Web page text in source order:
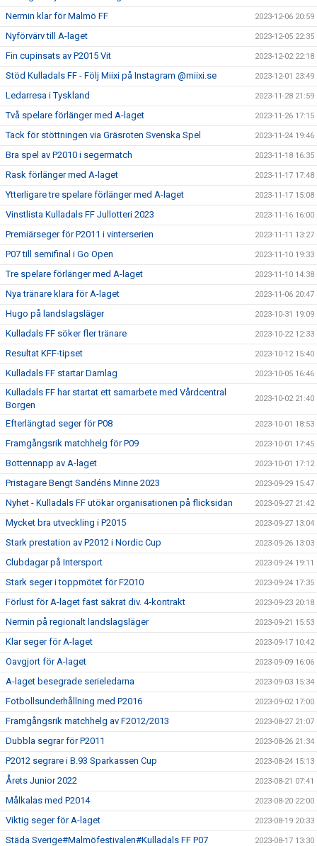
Nermin klar för Malmö FF 2023-12-06 20:59
Nyförvärv till A-laget 2023-12-05 22:35
Fin cupinsats av P2015 Vit 2023-12-02 22:18
Stöd Kulladals FF - Följ Miixi på Instagram @miixi.se 2023-12-01 23:49
Ledarresa i Tyskland 2023-11-28 21:59
Två spelare förlänger med A-laget 2023-11-26 17:15
Tack för stöttningen via Gräsroten Svenska Spel 2023-11-24 19:46
Bra spel av P2010 i segermatch 2023-11-18 16:35
Rask förlänger med A-laget 2023-11-17 17:48
Ytterligare tre spelare förlänger med A-laget 2023-11-17 15:08
Vinstlista Kulladals FF Jullotteri 2023 2023-11-16 16:00
Premiärseger för P2011 i vinterserien 2023-11-11 13:27
P07 till semifinal i Go Open 2023-11-10 19:33
Tre spelare förlänger med A-laget 2023-11-10 14:38
Nya tränare klara för A-laget 2023-11-06 20:47
Hugo på landslagsläger 2023-10-31 19:09
Kulladals FF söker fler tränare 2023-10-22 12:33
Resultat KFF-tipset 2023-10-12 15:40
Kulladals FF startar Damlag 2023-10-05 16:46
Kulladals FF har startat ett samarbete med Vårdcentral
Borgen
2023-10-02 21:40
Efterlängtad seger för P08 2023-10-01 18:53
Framgångsrik matchhelg för P09 2023-10-01 17:45
Bottennapp av A-laget 2023-10-01 17:12
Pristagare Bengt Sandéns Minne 2023 2023-09-29 15:47
Nyhet - Kulladals FF utökar organisationen på flicksidan 2023-09-27 21:42
Mycket bra utveckling i P2015 2023-09-27 13:04
Stark prestation av P2012 i Nordic Cup 2023-09-26 13:03
Clubdagar på Intersport 2023-09-24 19:11
Stark seger i toppmötet för F2010 2023-09-24 17:35
Förlust för A-laget fast säkrat div. 4-kontrakt 2023-09-23 20:18
Nermin på regionalt landslagsläger 2023-09-21 15:53
Klar seger för A-laget 2023-09-17 10:42
Oavgjort för A-laget 2023-09-09 16:06
A-laget besegrade serieledarna 2023-09-03 15:34
Fotbollsunderhållning med P2016 2023-09-02 17:00
Framgångsrik matchhelg av F2012/2013 2023-08-27 21:07
Dubbla segrar för P2011 2023-08-26 21:34
P2012 segrare i B.93 Sparkassen Cup 2023-08-24 15:13
Årets Junior 2022 2023-08-21 07:41
Målkalas med P2014 2023-08-20 22:00
Viktig seger för A-laget 2023-08-19 20:33
Städa Sverige#Malmöfestivalen#Kulladals FF P07 2023-08-17 13:30